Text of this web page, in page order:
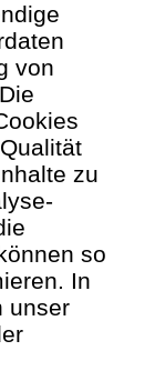
von
Die
zu
so
In
unser